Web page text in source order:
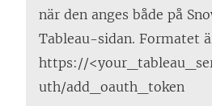
när den anges både på
Tableau-sidan. Formatet
https://
uth/add_oauth_token